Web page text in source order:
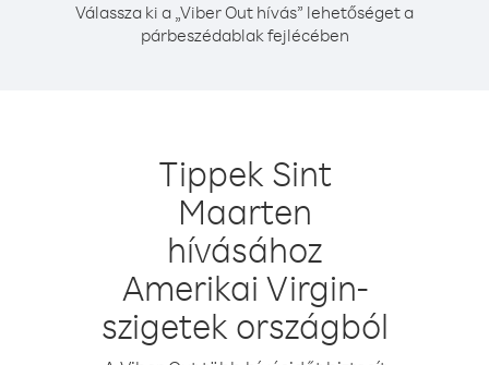
Válassza ki a „Viber Out hívás” lehetőséget a
párbeszédablak fejlécében
Tippek Sint
Maarten
hívásához
Amerikai Virgin-
szigetek országból